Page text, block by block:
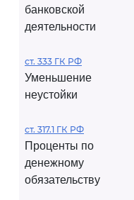
банковской
деятельности
ст. 333 ГК РФ
Уменьшение
неустойки
ст. 317.1 ГК РФ
Проценты по
денежному
обязательству